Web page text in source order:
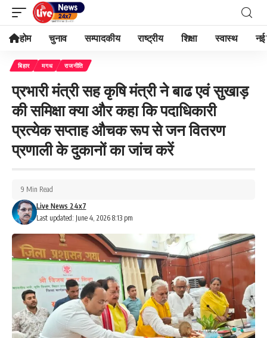
होम चुनाव सम्पादकीय राष्ट्रीय शिक्षा स्वास्थ नई
बिहार मगध राजनीति
प्रभारी मंत्री सह कृषि मंत्री ने बाढ एवं सुखाड़
की समिक्षा क्या और कहा कि पदाधिकारी
प्रत्येक सप्ताह औचक रूप से जन वितरण
प्रणाली के दुकानों का जांच करें
Last updated: June 4, 2026 8:13 pm
Live News 24x7
9 Min Read